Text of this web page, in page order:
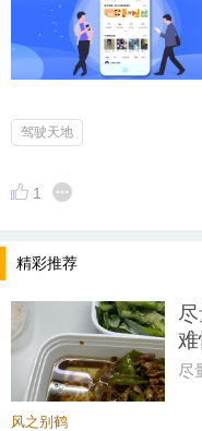
驾驶天地
1
精彩推荐
尽
风之别鹤